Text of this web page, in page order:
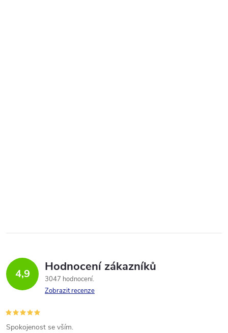
4,9 Hodnocení zákazníků
3047 hodnocení
Zobrazit recenze
Spokojenost se vším.